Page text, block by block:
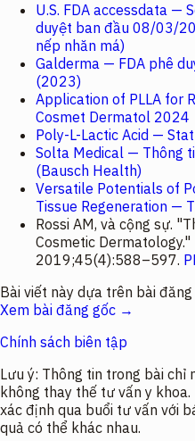
U.S. FDA accessdata —
duyệt ban đầu 08/03/
nếp nhăn má)
Galderma — FDA phê
(2023)
Application of PLLA for
Cosmet Dermatol 2024
Poly-L-Lactic Acid —
Solta Medical — Thông
(Bausch Health)
Versatile Potentials of
Tissue Regeneration —
Rossi AM, và cộng sự.
Cosmetic Dermatology."
2019;45(4):588–597.
Bài viết này dựa trên bài
Xem bài đăng gốc →
Chính sách biên tập
Lưu ý: Thông tin trong bài chỉ
không thay thế tư vấn y
xác định qua buổi tư vấn với
quả có thể khác nhau.